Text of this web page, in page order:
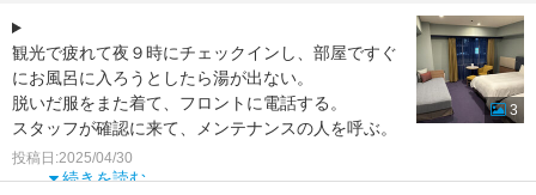
観光で疲れて夜９時にチェックインし、部屋ですぐ
にお風呂に入ろうとしたら湯が出ない。
脱いだ服をまた着て、フロントに電話する。
スタッフが確認に来て、メンテナンスの人を呼ぶ。
その人が湯が出ないこ
続きを読む
投稿日:2025/04/30
3